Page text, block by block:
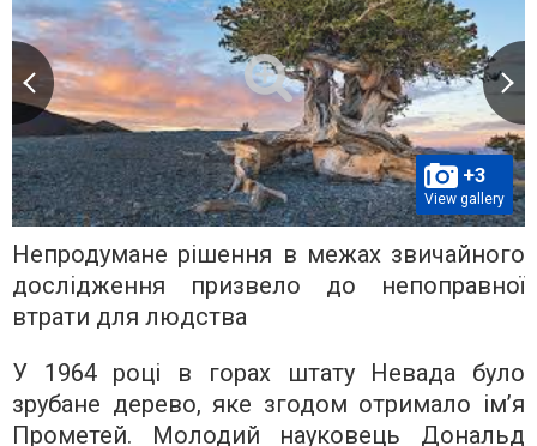
+3
View gallery
Непродумане рішення в межах звичайного
дослідження призвело до непоправної
втрати для людства
У 1964 році в горах штату Невада було
зрубане дерево, яке згодом отримало ім’я
Прометей. Молодий науковець Дональд